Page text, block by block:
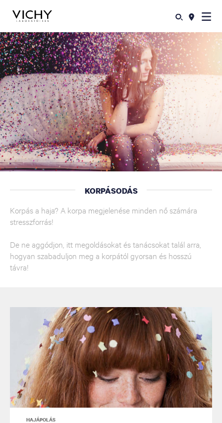
KORPÁSODÁS
Korpás a haja? A korpa megjelenése minden nő számára
stresszforrás!
De ne aggódjon, itt megoldásokat és tanácsokat talál arra,
hogyan szabaduljon meg a korpától gyorsan és hosszú
távra!
HAJÁPOLÁS